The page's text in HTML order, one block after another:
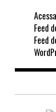
Feed
Feed